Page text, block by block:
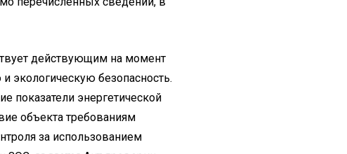
действующим на момент
экологическую безопасность.
показатели энергетической
объекта требованиям
за использованием